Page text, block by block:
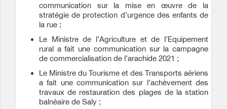
communication sur la mise en œuvre de la
stratégie de protection d’urgence des enfants de
la rue ;
Le Ministre de l’Agriculture et de l’Equipement
rural a fait une communication sur la campagne
de commercialisation de l’arachide 2021 ;
Le Ministre du Tourisme et des Transports aériens
a fait une communication sur l’achèvement des
travaux de restauration des plages de la station
balnéaire de Saly ;